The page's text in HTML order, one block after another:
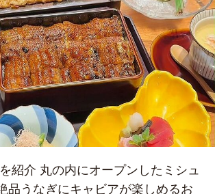
紹介 丸の内にオープンしたミシュ
品うなぎにキャビアが楽しめるお